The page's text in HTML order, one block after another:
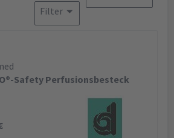
Filter
Safety Perfusionsbesteck